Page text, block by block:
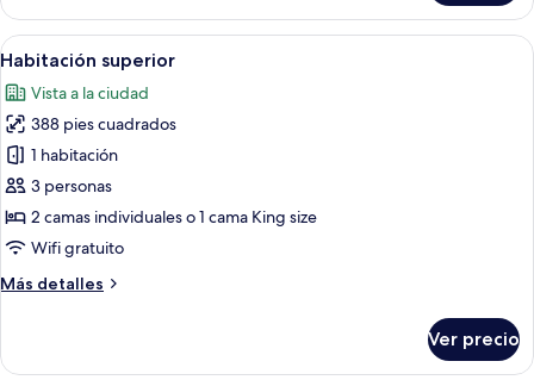
Premium,
Terraza,
vista
al
mar
Abrir
todas
las
fotos
de
Habitación
superior
Una habitación de hotel moderna
3
Habitación superior
Vista a la ciudad
388 pies cuadrados
1 habitación
3 personas
2 camas individuales o 1 cama King size
Wifi gratuito
Más detalles
Más
superior
Ver precio